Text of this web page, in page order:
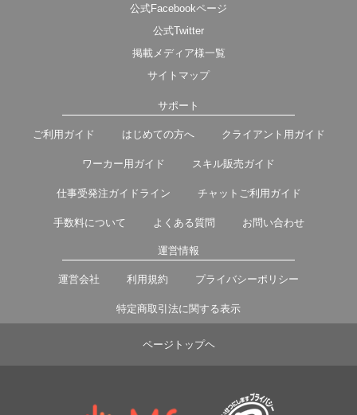
公式Facebookページ
公式Twitter
掲載メディア様一覧
サイトマップ
サポート
ご利用ガイド はじめての方へ クライアント用ガイド
ワーカー用ガイド スキル販売ガイド
仕事受発注ガイドライン チャットご利用ガイド
手数料について よくある質問 お問い合わせ
運営情報
運営会社 利用規約 プライバシーポリシー
特定商取引法に関する表示
ページトップヘ